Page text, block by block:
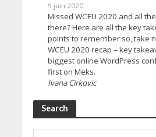
9 juin 2020
Missed WCEU 2020 and all
there? Here are all the key
points to remember so, take
WCEU 2020 recap – key
biggest online WordPress
first on Meks.
Ivana Cirkovic
Search